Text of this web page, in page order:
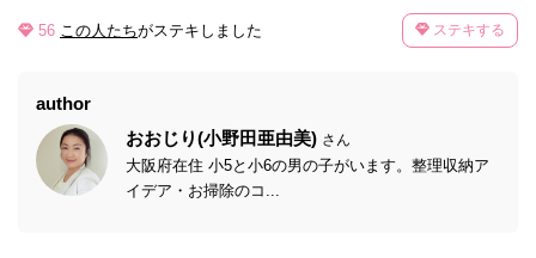
56 この人たちがステキしました ステキする
author
おおじり(小野田亜由美) さん
大阪府在住 小5と小6の男の子がいます。整理収納ア
イデア・お掃除のコ...